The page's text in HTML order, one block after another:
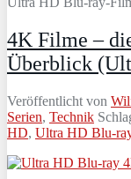
4K Filme –
Überblick
Veröffentlicht von
Serien, Technik
HD, Ultra HD Blu-